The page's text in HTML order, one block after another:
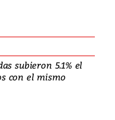
subieron 5.1% el
con el mismo